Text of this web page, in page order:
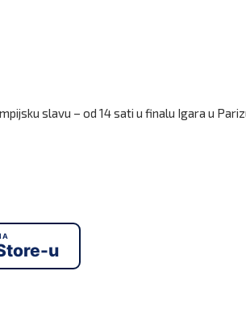
slavu – od 14 sati u finalu Igara u
u